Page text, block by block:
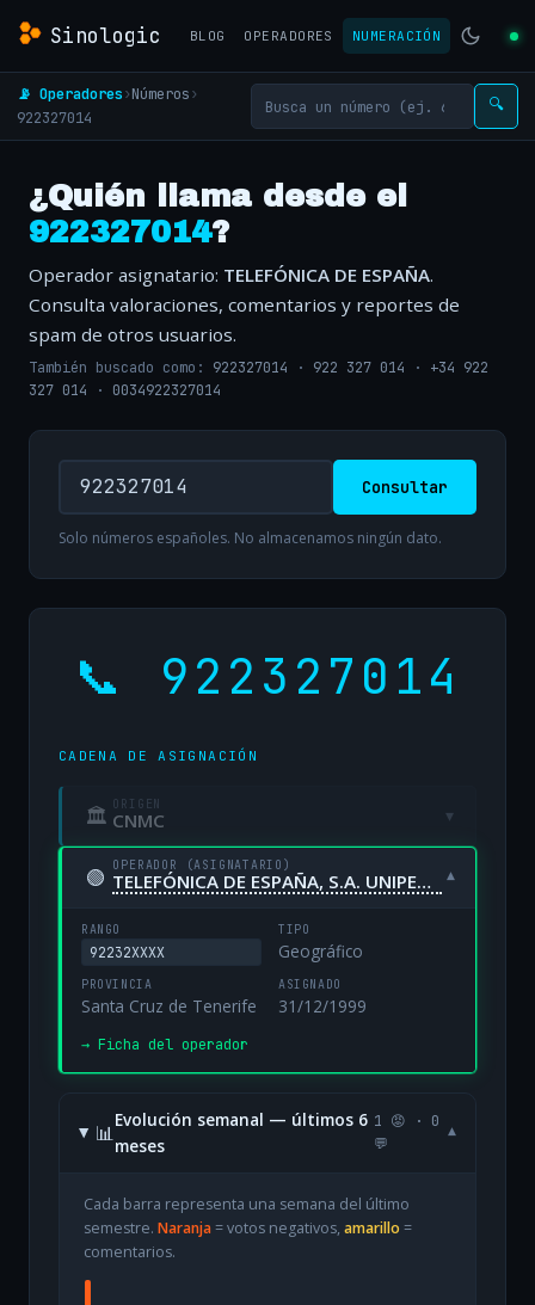
Sinologic BLOG OPERADORES NUMERACIÓN
📡 Operadores›Números›
922327014
🔍
¿Quién llama desde el
922327014?
Operador asignatario: TELEFÓNICA DE ESPAÑA.
Consulta valoraciones, comentarios y reportes de
spam de otros usuarios.
También buscado como: 922327014 · 922 327 014 · +34 922
327 014 · 0034922327014
Consultar
Solo números españoles. No almacenamos ningún dato.
📞 922327014
CADENA DE ASIGNACIÓN
🏛 ORIGEN
CNMC ▾
🟢 OPERADOR (ASIGNATARIO)
TELEFÓNICA DE ESPAÑA, S.A. UNIPERSONAL ▾
RANGO
92232XXXX
TIPO
Geográfico
PROVINCIA
Santa Cruz de Tenerife
ASIGNADO
31/12/1999
→ Ficha del operador
📊
Evolución semanal — últimos 6
meses
1 😡 · 0
💬
▾
Cada barra representa una semana del último
semestre. Naranja= votos negativos, amarillo =
comentarios.